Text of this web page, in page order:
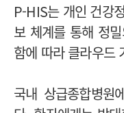
P-HIS는 개인 건강
보 체계를 통해 정
함에 따라 클라우드
국내 상급종합병원